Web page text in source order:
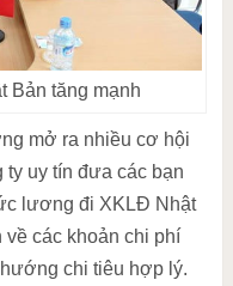
Bản tăng mạnh
mở ra nhiều cơ hội
ty uy tín đưa các bạn
lương đi XKLĐ Nhật
về các khoản chi phí
chi tiêu hợp lý.